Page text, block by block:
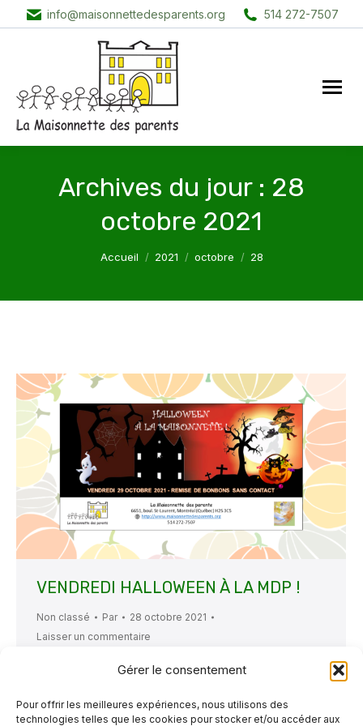
Gérer le consentement
Pour offrir les meilleures expériences, nous utilisons des
technologies telles que les cookies pour stocker et/ou accéder aux
info@maisonnettedesparents.org 514 272-7507
Archives du jour : 28
octobre 2021
Vous êtes ici :
Accueil 2021 octobre 28
VENDREDI HALLOWEEN À LA MDP !
Non classé Par
28 octobre 2021
Laisser un commentaire
Pour une deuxième année consécutive, La
joie dans le cœur des enfants en soulignant